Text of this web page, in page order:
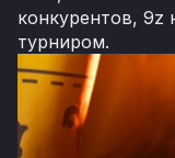
конкурентов, 9z
турниром.